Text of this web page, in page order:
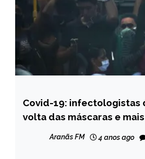
BRASIL
NOTÍCIAS
Covid-19: infectologistas
volta das máscaras e
Aranãs FM 4 anos ago